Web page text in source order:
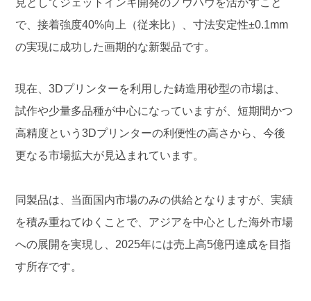
見としてジェットインキ開発のノウハウを活かすこと
で、接着強度40%向上（従来比）、寸法安定性±0.1mm
の実現に成功した画期的な新製品です。
現在、3Dプリンターを利用した鋳造用砂型の市場は、
試作や少量多品種が中心になっていますが、短期間かつ
高精度という3Dプリンターの利便性の高さから、今後
更なる市場拡大が見込まれています。
同製品は、当面国内市場のみの供給となりますが、実績
を積み重ねてゆくことで、アジアを中心とした海外市場
への展開を実現し、2025年には売上高5億円達成を目指
す所存です。